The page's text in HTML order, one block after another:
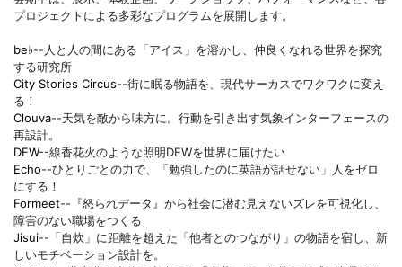
プロジェクトによる多彩なプログラムを展開します。
be♭--人と人の間にある「アイス」を溶かし、仲良くなれる世界を探究
する研究所
City Stories Circus--街に眠る物語を、現代サーカスでワクワクに変え
る！
Clouva--天気を敵から味方に。行動を引き出す気象インターフェースの
再設計。
DEW--線香花火のような照明DEWを世界に届けたい
Echo--ひとりごとの力で、「勉強したのに英語が話せない」人をゼロ
にする！
Formeet--『怒られデータ』から社会に潜む見えないズレを可視化し、
障害のない職場をつくる
Jisui--「自炊」に距離を超えた「他者とのつながり」の物語を宿し、新
しいモチベーション設計を。